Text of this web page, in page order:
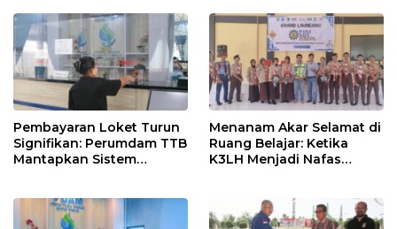
Pembayaran Loket Turun
Signifikan: Perumdam TTB
Mantapkan Sistem
Menanam Akar Selamat di
Ruang Belajar: Ketika
K3LH Menjadi Nafas